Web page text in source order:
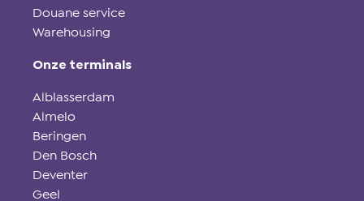
Douane service
Warehousing
Onze terminals
Alblasserdam
Almelo
Beringen
Den Bosch
Deventer
Geel